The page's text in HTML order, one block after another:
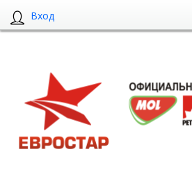
Вход